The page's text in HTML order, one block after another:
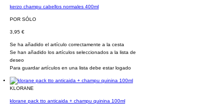
kerzo champu cabellos normales 400ml
POR SÓLO
3,95 €
Se ha añadido el artículo correctamente a la cesta
Se han añadido los artículos seleccionados a la lista de
deseo
Para guardar artículos en una lista debe estar logado
KLORANE
klorane pack tto anticaida + champu quinina 100ml